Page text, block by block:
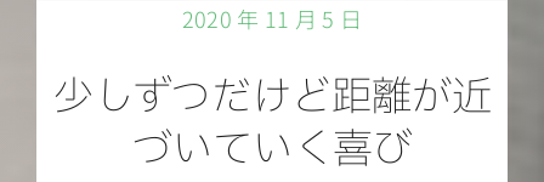
譲渡会
2020 年 11 月 5 日
少しずつだけど距離が近
づいていく喜び